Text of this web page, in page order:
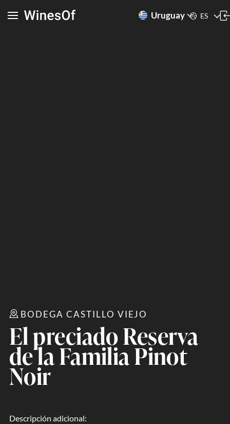
Uruguay ES
BODEGA CASTILLO VIEJO
El preciado Reserva
de la Familia Pinot
Noir
Descripción adicional: